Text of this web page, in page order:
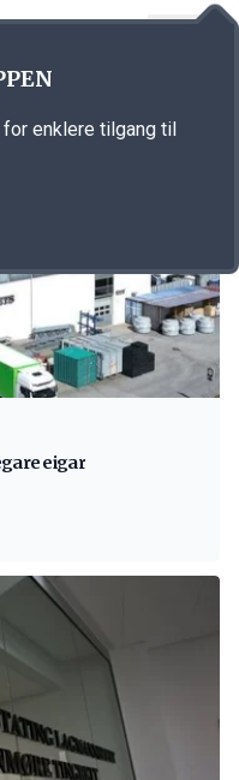
eigar
for enklere tilgang til